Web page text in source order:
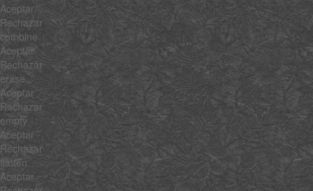
Aceptar
Rechazar
combine
Aceptar
Rechazar
erase
Aceptar
Rechazar
empty
Aceptar
Rechazar
flatten
Aceptar